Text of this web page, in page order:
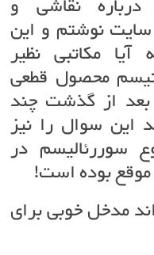
نوشتم و این
مکاتبی نظیر
محصول قطعی
از گذشت چند
این سوال را نیز
سوررئالیسم در
بوده است!
مدخل خوبی برای